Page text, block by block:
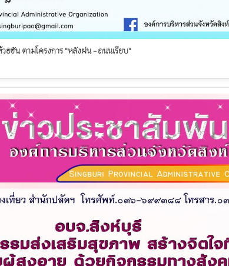
ชัน ตามโครงการ "หลังฝน - ถนนเรียบ"